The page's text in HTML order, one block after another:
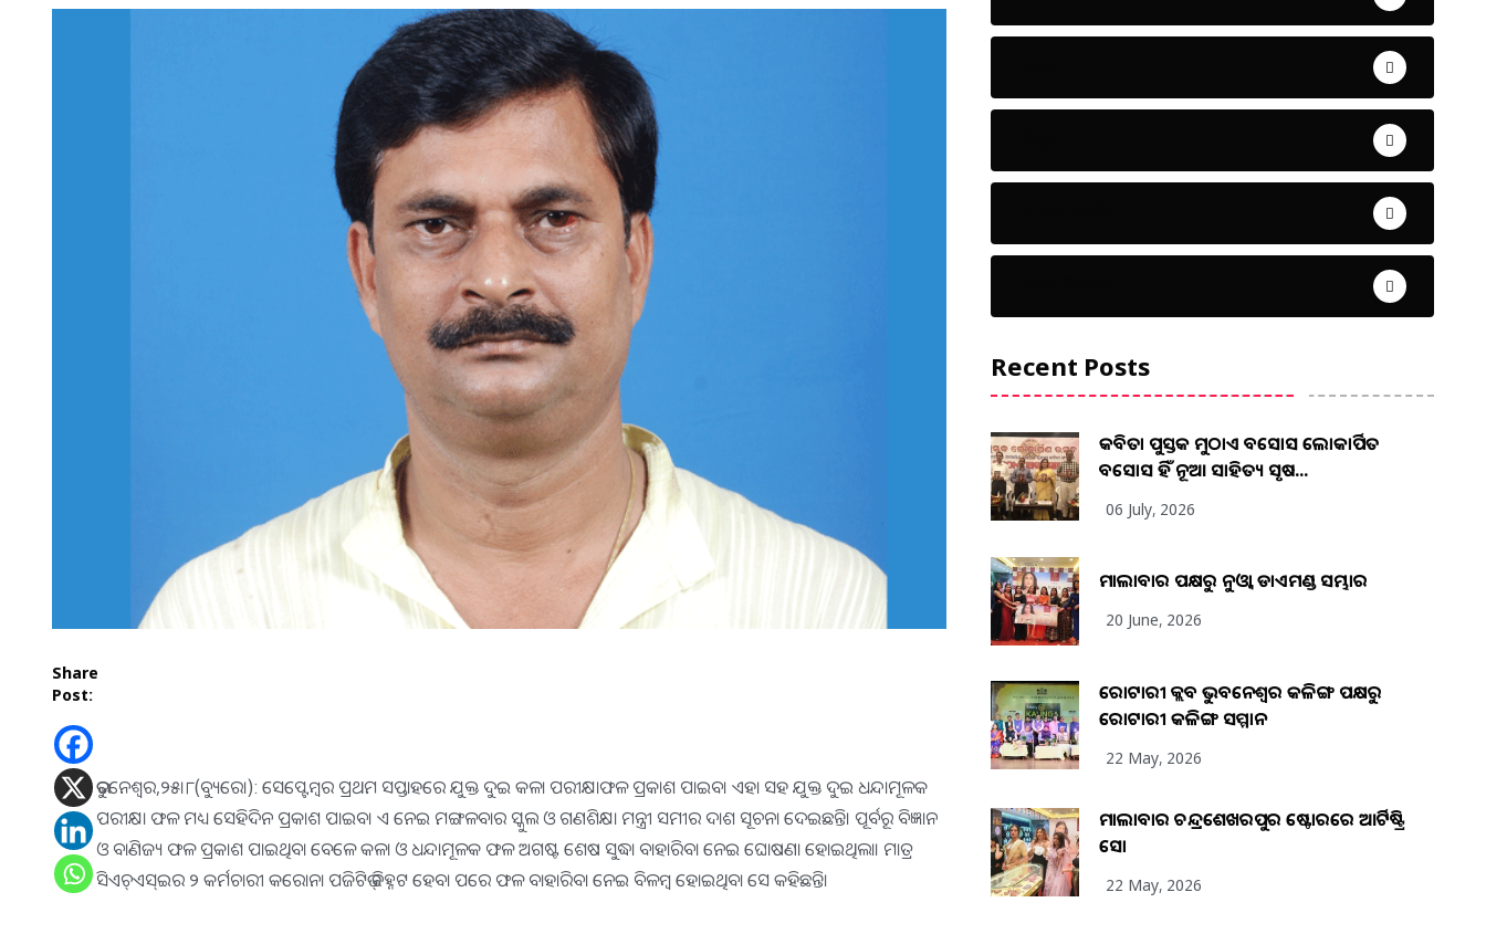
Share
Post:
ଭୁବନେଶ୍ୱର,୨୫।୮(ବ୍ୟୁରୋ): ସେପ୍ଟେମ୍ବର ପ୍ରଥମ ସପ୍ତାହରେ ଯୁକ୍ତ ଦୁଇ କଳା ପରୀକ୍ଷାଫଳ ପ୍ରକାଶ ପାଇବ। ଏହା ସହ ଯୁକ୍ତ ଦୁଇ ଧନ୍ଦାମୂଳକ
ପରୀକ୍ଷା ଫଳ ମଧ୍ୟ ସେହିଦିନ ପ୍ରକାଶ ପାଇବ। ଏ ନେଇ ମଙ୍ଗଳବାର ସ୍କୁଲ ଓ ଗଣଶିକ୍ଷା ମନ୍ତ୍ରୀ ସମୀର ଦାଶ ସୂଚନା ଦେଇଛନ୍ତି। ପୂର୍ବରୂ ବିଜ୍ଞାନ
ଓ ବାଣିଜ୍ୟ ଫଳ ପ୍ରକାଶ ପାଇଥିବା ବେଳେ କଳା ଓ ଧନ୍ଦାମୂଳକ ଫଳ ଅଗଷ୍ଟ ଶେଷ ସୁଦ୍ଧା ବାହାରିବା ନେଇ ଘୋଷଣା ହୋଇଥିଲା। ମାତ୍ର
ସିଏଚ୍‌ଏସ୍‌ଇର ୨ କର୍ମଚାରୀ କରୋନା ପଜିଟିଭ୍‌ ଚିହ୍ନଟ ହେବା ପରେ ଫଳ ବାହାରିବା ନେଇ ବିଳମ୍ବ ହୋଇଥିବା ସେ କହିଛନ୍ତି।
Recent Posts
କବିତା ପୁସ୍ତକ ମୁଠାଏ ଅବସୋସ ଲୋକାର୍ପିତ
ଅବସୋସ ହିଁ ନୂଆ ସାହିତ୍ୟ ସୃଷ...
06 July, 2026
ମାଲାବାର ପକ୍ଷରୁ ନୁଓ୍ବା ଡାଏମଣ୍ଡ ସମ୍ଭାର
20 June, 2026
ରୋଟାରୀ କ୍ଲବ ଭୁବନେଶ୍ୱର କଳିଙ୍ଗ ପକ୍ଷରୁ
ରୋଟାରୀ କଳିଙ୍ଗ ସମ୍ମାନ
22 May, 2026
ମାଲାବାର ଚନ୍ଦ୍ରଶେଖରପୁର ଷ୍ଟୋରରେ ଆର୍ଟିଷ୍ଟ୍ରି
ସୋ
22 May, 2026